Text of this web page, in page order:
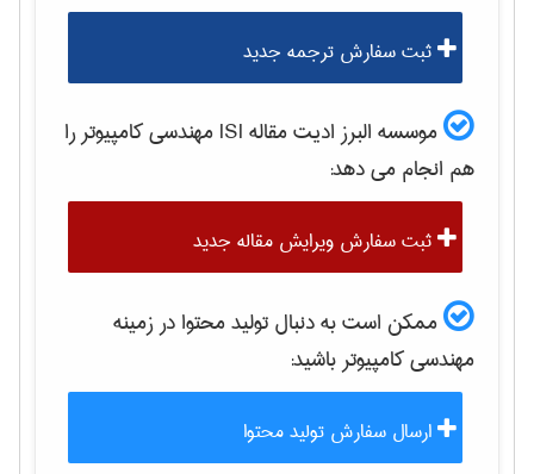
ثبت سفارش ترجمه جدید
موسسه البرز ادیت مقاله ISI مهندسی كامپيوتررا
هم انجام می دهد:
ثبت سفارش ویرایش مقاله جدید
ممکن است به دنبال تولید محتوا در زمینه
مهندسی كامپيوترباشید:
ارسال سفارش تولید محتوا